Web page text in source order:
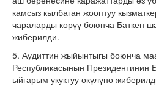
камсыз кылбаган жооптуу
чараларды көрүү боюнча Баткен
жиберилди.
5. Аудиттин жыйынтыгы боюнча
Республикасынын Президентинин
ыйгарым укуктуу өкүлүнө